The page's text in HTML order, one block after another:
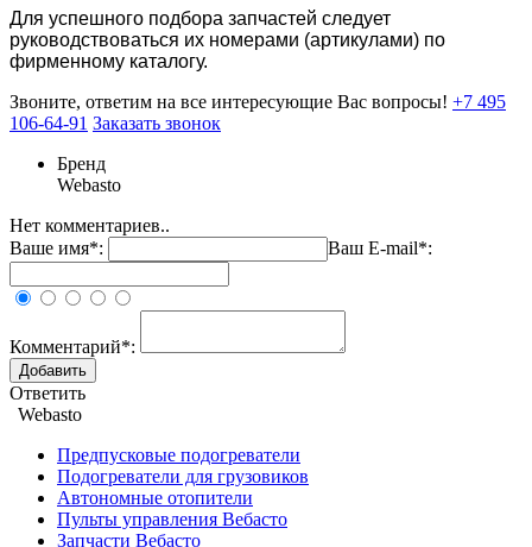
Для успешного подбора запчастей следует
руководствоваться их номерами (артикулами) по
фирменному каталогу.
Звоните, ответим на все интересующие Вас вопросы! +7 495
106-64-91 Заказать звонок
Бренд
Webasto
Нет комментариев..
Ваше имя*:
Ваш E-mail*:
Комментарий*:
Ответить
Webasto
Предпусковые подогреватели
Подогреватели для грузовиков
Автономные отопители
Пульты управления Вебасто
Запчасти Вебасто